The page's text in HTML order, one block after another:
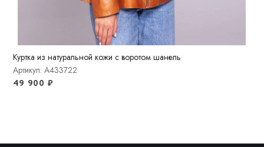
Куртка из натуральной кожи с воротом шанель
Артикул: A433722
49 900 ₽